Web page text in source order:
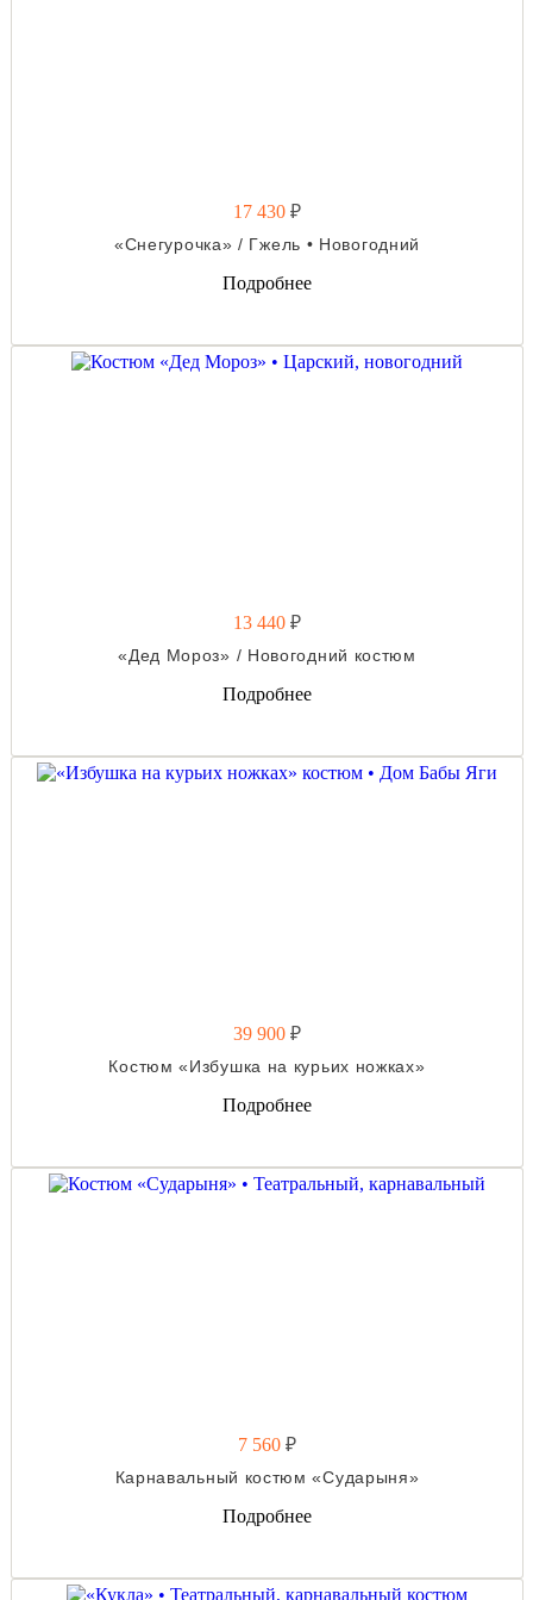
17 430 ₽
«Снегурочка» / Гжель • Новогодний
Подробнее
13 440 ₽
«Дед Мороз» / Новогодний костюм
Подробнее
39 900 ₽
Костюм «Избушка на курьих ножках»
Подробнее
7 560 ₽
Карнавальный костюм «Сударыня»
Подробнее